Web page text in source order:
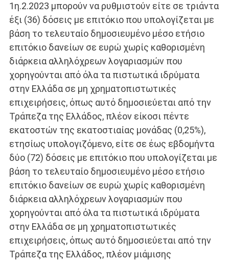
1η.2.2023 μπορούν να ρυθμιστούν είτε σε τριάντα
έξι (36) δόσεις με επιτόκιο που υπολογίζεται με
βάση το τελευταίο δημοσιευμένο μέσο ετήσιο
επιτόκιο δανείων σε ευρώ χωρίς καθορισμένη
διάρκεια αλληλόχρεων λογαριασμών που
χορηγούνται από όλα τα πιστωτικά ιδρύματα
στην Ελλάδα σε μη χρηματοπιστωτικές
επιχειρήσεις, όπως αυτό δημοσιεύεται από την
Τράπεζα της Ελλάδος, πλέον είκοσι πέντε
εκατοστών της εκατοστιαίας μονάδας (0,25%),
ετησίως υπολογιζόμενο, είτε σε έως εβδομήντα
δύο (72) δόσεις με επιτόκιο που υπολογίζεται με
βάση το τελευταίο δημοσιευμένο μέσο ετήσιο
επιτόκιο δανείων σε ευρώ χωρίς καθορισμένη
διάρκεια αλληλόχρεων λογαριασμών που
χορηγούνται από όλα τα πιστωτικά ιδρύματα
στην Ελλάδα σε μη χρηματοπιστωτικές
επιχειρήσεις, όπως αυτό δημοσιεύεται από την
Τράπεζα της Ελλάδος, πλέον μιάμισης